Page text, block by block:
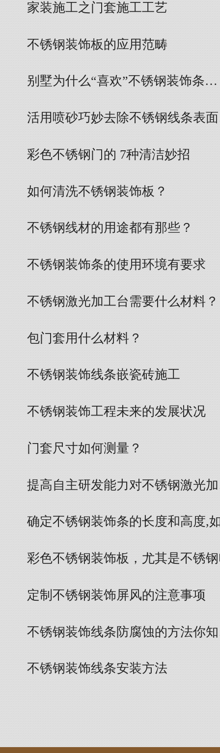
家装施工之门套施工工艺
不锈钢装饰板的应用范畴
别墅为什么“喜欢”不锈钢装饰条…
活用喷砂巧妙去除不锈钢线条表
彩色不锈钢门的 7种清洁妙招
如何清洗不锈钢装饰板？
不锈钢线材的用途都有那些？
不锈钢装饰条的使用环境有要求
不锈钢激光加工台需要什么材料？
包门套用什么材料？
不锈钢装饰线条嵌瓷砖施工
不锈钢装饰工程未来的发展状况
门套尺寸如何测量？
提高自主研发能力对不锈钢激光
确定不锈钢装饰条的长度和高度,
彩色不锈钢装饰板，尤其是不锈
定制不锈钢装饰屏风的注意事项
不锈钢装饰线条防腐蚀的方法你
不锈钢装饰线条安装方法